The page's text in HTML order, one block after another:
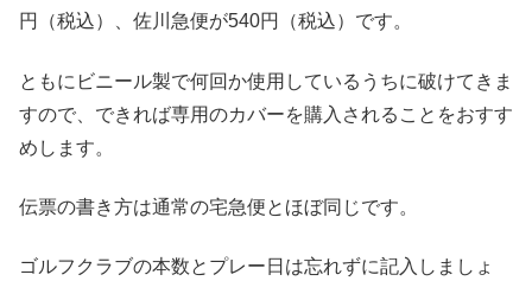
円（税込）、佐川急便が540円（税込）です。
ともにビニール製で何回か使用しているうちに破けてきま
すので、できれば専用のカバーを購入されることをおすす
めします。
伝票の書き方は通常の宅急便とほぼ同じです。
ゴルフクラブの本数とプレー日は忘れずに記入しましょ